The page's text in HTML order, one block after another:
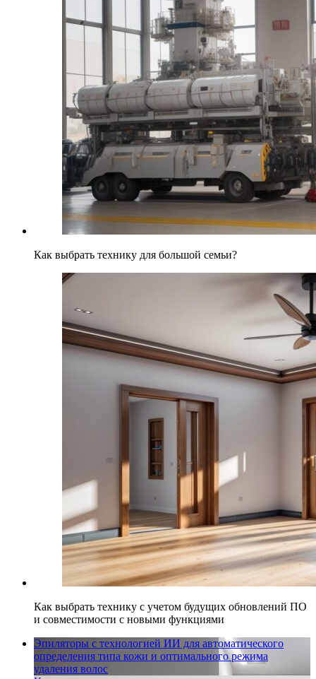
Как выбрать технику для большой семьи?
Как выбрать технику с учетом будущих обновлений ПО
и совместимости с новыми функциями
Эпиляторы с технологией ИИ для автоматического
определения типа кожи и оптимального режима
удаления волос